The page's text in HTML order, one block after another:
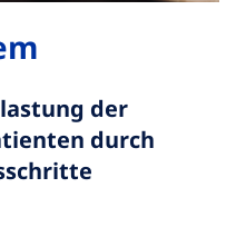
der
durch